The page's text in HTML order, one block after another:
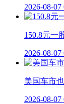
2026-08-07
150.8元一
2026-08-07
美国车市
2026-08-07